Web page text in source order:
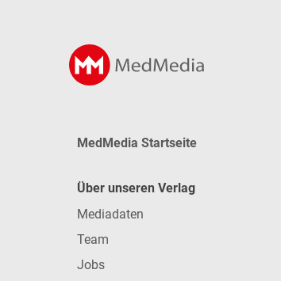
MedMedia Startseite
Über unseren Verlag
Mediadaten
Team
Jobs